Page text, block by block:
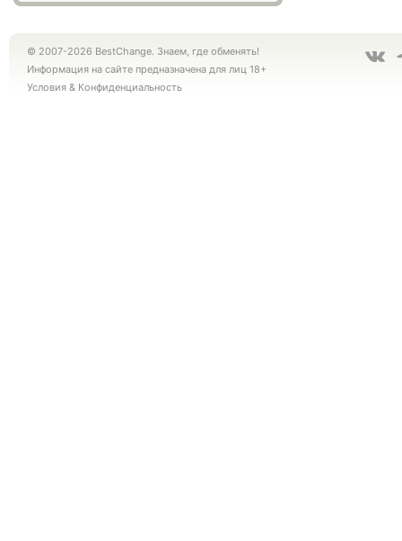
© 2007-2026 BestChange. Знаем, где обменять!
Информация на сайте предназначена для лиц 18+
Условия & Конфиденциальность